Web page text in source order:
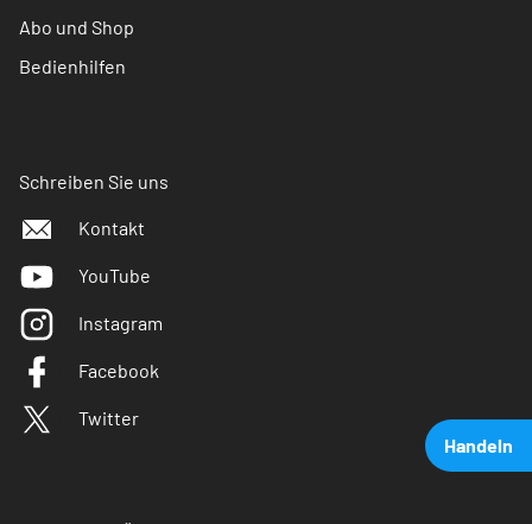
Handeln
Abo und Shop
Bedienhilfen
Schreiben Sie uns
Kontakt
YouTube
Instagram
Facebook
Twitter